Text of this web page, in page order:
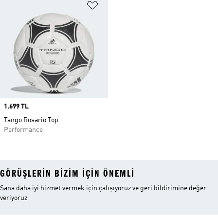
Price
1.699 TL
Tango Rosario Top
Performance
GÖRÜŞLERIN BIZIM IÇIN ÖNEMLI
Sana daha iyi hizmet vermek için çalışıyoruz ve geri bildirimine değer
veriyoruz